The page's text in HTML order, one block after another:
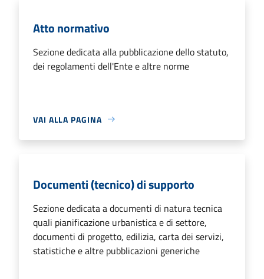
Atto normativo
Sezione dedicata alla pubblicazione dello statuto,
dei regolamenti dell'Ente e altre norme
VAI ALLA PAGINA
Documenti (tecnico) di supporto
Sezione dedicata a documenti di natura tecnica
quali pianificazione urbanistica e di settore,
documenti di progetto, edilizia, carta dei servizi,
statistiche e altre pubblicazioni generiche